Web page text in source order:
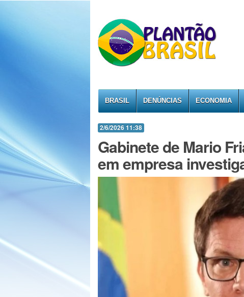
BRASIL DENÚNCIAS ECONOMIA
2/6/2026 11:38
Gabinete de Mario
em empresa